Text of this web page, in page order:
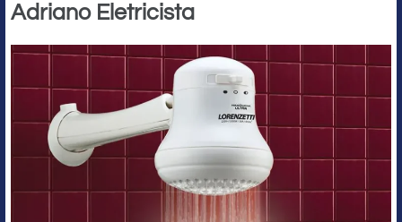
Adriano Eletricista